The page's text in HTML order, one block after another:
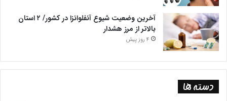
https://www.middleeastmonitor.com/20230627-the-armed-
revolt-why-israel-cannot-crush-the-resistance-in-palestine/
آخرین وضعیت شیوع آنفلوانزا در کشور/ ۲ استان
بالاتر از مرز هشدار
4 روز پیش
دسته ها